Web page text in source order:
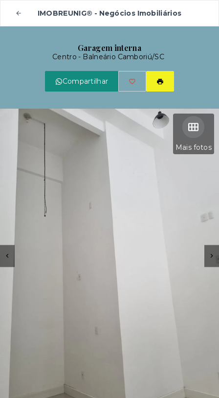
IMOBREUNIG® - Negócios Imobiliários
Garagem interna
Centro - Balneário Camboriú/SC
Compartilhar
Mais fotos